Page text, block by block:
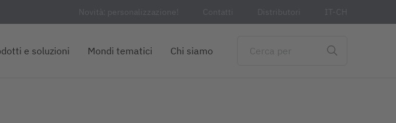
Novità: personalizzazione! Contatti Distributori IT-CH
e soluzioni Mondi tematici Chi siamo